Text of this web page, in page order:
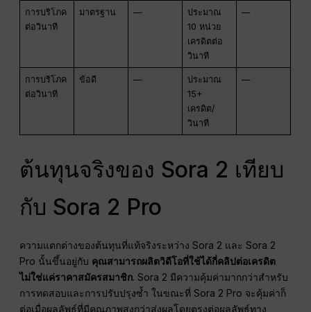
การบริโภค
ต่อวินาที
มาตรฐาน —
ประมาณ
10 หน่วย
เครดิตต่อ
วินาที
—
การบริโภค
ต่อวินาที
ข้อดี —
ประมาณ
15+
เครดิต/
วินาที
—
ต้นทุนจริงของ Sora 2 เทียบ
กับ Sora 2 Pro
ความแตกต่างของต้นทุนที่แท้จริงระหว่าง Sora 2 และ Sora 2
Pro นั้นขึ้นอยู่กับ คุณสามารถผลิตวิดีโอที่ใช้ได้กี่คลิปต่อเครดิต
ไม่ใช่แค่ราคาสมัครสมาชิก. Sora 2 มีความคุ้มค่ามากกว่าสำหรับ
การทดสอบและการปรับปรุงซ้ำ ในขณะที่ Sora 2 Pro จะคุ้มค่าก็
ต่อเมื่อผลลัพธ์ที่มีคุณภาพสูงกว่าส่งผลโดยตรงต่อผลลัพธ์ทาง